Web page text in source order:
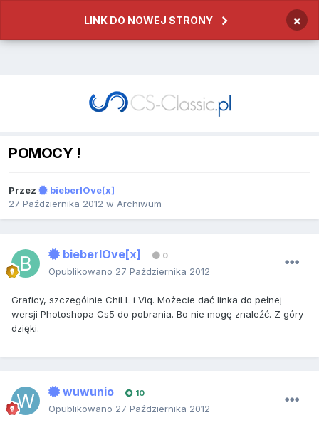
LINK DO NOWEJ STRONY ×
POMOCY !
Przez
bieberlOve[x]
27 Października 2012 w Archiwum
bieberlOve[x] 0
Opublikowano 27 Października 2012
Graficy, szczególnie ChiLL i Viq. Możecie dać linka do pełnej
wersji Photoshopa Cs5 do pobrania. Bo nie mogę znaleźć. Z góry
dzięki.
wuwunio 10
Opublikowano 27 Października 2012